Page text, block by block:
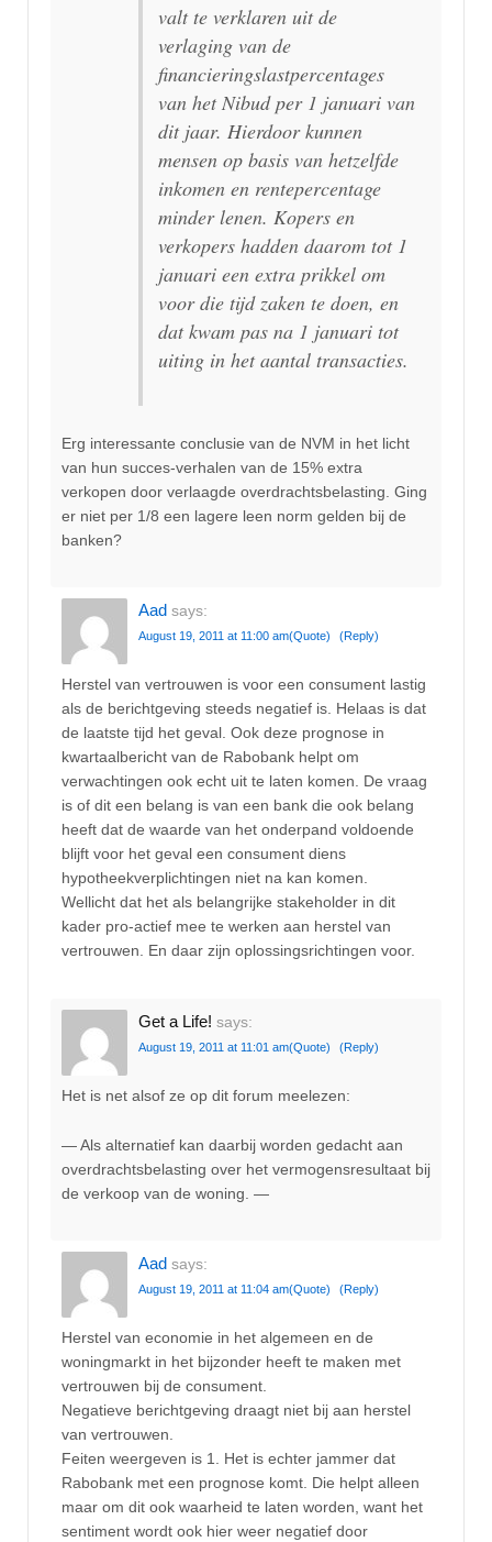
valt te verklaren uit de
verlaging van de
financieringslastpercentages
van het Nibud per 1 januari van
dit jaar. Hierdoor kunnen
mensen op basis van hetzelfde
inkomen en rentepercentage
minder lenen. Kopers en
verkopers hadden daarom tot 1
januari een extra prikkel om
voor die tijd zaken te doen, en
dat kwam pas na 1 januari tot
uiting in het aantal transacties.
Erg interessante conclusie van de NVM in het licht
van hun succes-verhalen van de 15% extra
verkopen door verlaagde overdrachtsbelasting. Ging
er niet per 1/8 een lagere leen norm gelden bij de
banken?
Aad says:
August 19, 2011 at 11:00 am(Quote) (Reply)
Herstel van vertrouwen is voor een consument lastig
als de berichtgeving steeds negatief is. Helaas is dat
de laatste tijd het geval. Ook deze prognose in
kwartaalbericht van de Rabobank helpt om
verwachtingen ook echt uit te laten komen. De vraag
is of dit een belang is van een bank die ook belang
heeft dat de waarde van het onderpand voldoende
blijft voor het geval een consument diens
hypotheekverplichtingen niet na kan komen.
Wellicht dat het als belangrijke stakeholder in dit
kader pro-actief mee te werken aan herstel van
vertrouwen. En daar zijn oplossingsrichtingen voor.
Get a Life! says:
August 19, 2011 at 11:01 am(Quote) (Reply)
Het is net alsof ze op dit forum meelezen:
— Als alternatief kan daarbij worden gedacht aan
overdrachtsbelasting over het vermogensresultaat bij
de verkoop van de woning. —
Aad says:
August 19, 2011 at 11:04 am(Quote) (Reply)
Herstel van economie in het algemeen en de
woningmarkt in het bijzonder heeft te maken met
vertrouwen bij de consument.
Negatieve berichtgeving draagt niet bij aan herstel
van vertrouwen.
Feiten weergeven is 1. Het is echter jammer dat
Rabobank met een prognose komt. Die helpt alleen
maar om dit ook waarheid te laten worden, want het
sentiment wordt ook hier weer negatief door